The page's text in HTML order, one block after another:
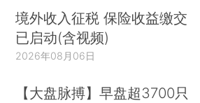
境外收入征税 保险收益缴交
已启动(含视频)
2026年08月06日
【大盘脉搏】早盘超3700只